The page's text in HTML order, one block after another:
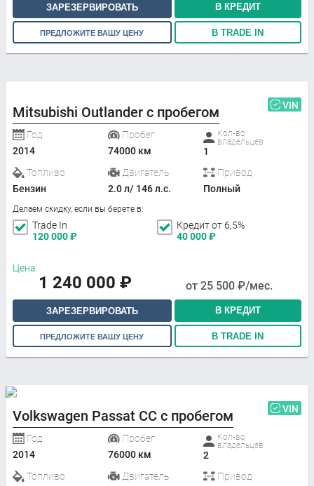
ЗАРЕЗЕРВИРОВАТЬ В КРЕДИТ
ПРЕДЛОЖИТЕ ВАШУ ЦЕНУ В TRADE IN
Mitsubishi Outlander с пробегом VIN
Год
2014
Пробег
74000 км
Кол-во
владельцев
1
Топливо
Бензин
Двигатель
2.0 л/ 146 л.с.
Привод
Полный
Делаем скидку, если вы берете в:
Trade In
120 000₽
Кредит от 6,5%
40 000₽
Цена:
1 240 000 ₽ от 25 500 ₽/мес.
ЗАРЕЗЕРВИРОВАТЬ В КРЕДИТ
ПРЕДЛОЖИТЕ ВАШУ ЦЕНУ В TRADE IN
Volkswagen Passat CC с пробегом VIN
Год
2014
Пробег
76000 км
Кол-во
владельцев
2
Топливо
Двигатель
Привод